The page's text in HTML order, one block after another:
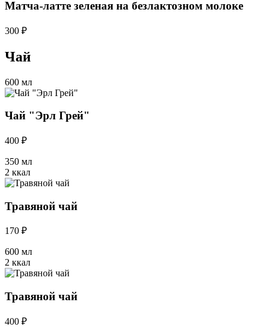
Матча-латте зеленая на безлактозном молоке
300 ₽
Чай
600 мл
Чай "Эрл Грей"
400 ₽
350 мл
2 ккал
Травяной чай
170 ₽
600 мл
2 ккал
Травяной чай
400 ₽